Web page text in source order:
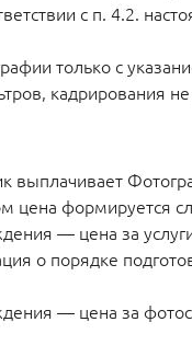
с п. 4.2.
только с
кадрирования
выплачивает
цена формируется
— цена за
о порядке
— цена за